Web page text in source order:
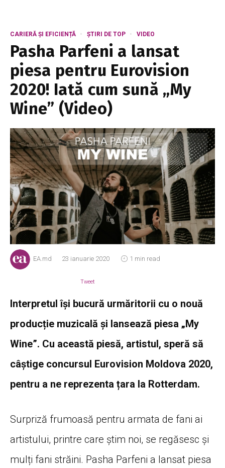
CARIERĂ ȘI EFICIENȚĂ ȘTIRI DE TOP VIDEO
Pasha Parfeni a lansat
piesa pentru Eurovision
2020! Iată cum sună „My
Wine” (Video)
EA.md 23 ianuarie 2020 1 min read
Tweet
Interpretul își bucură urmăritorii cu o nouă
producție muzicală și lansează piesa „My
Wine”. Cu această piesă, artistul, speră să
câștige concursul Eurovision Moldova 2020,
pentru a ne reprezenta țara la Rotterdam.
Surpriză frumoasă pentru armata de fani ai
artistului, printre care știm noi, se regăsesc și
mulți fani străini. Pasha Parfeni a lansat piesa